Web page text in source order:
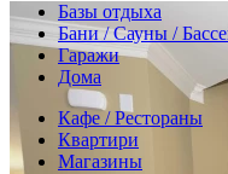
Базы отдыха
Бани / Сауны /
Гаражи
Дома
Кафе / Рестораны
Квартири
Магазины